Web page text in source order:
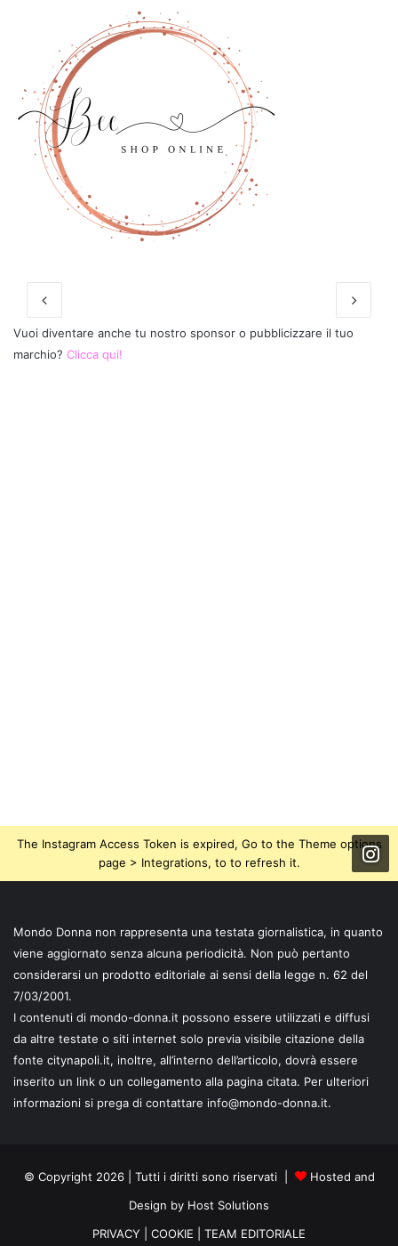
Vuoi diventare anche tu nostro sponsor o pubblicizzare il tuo
marchio? Clicca qui!
The Instagram Access Token is expired, Go to the Theme options
page > Integrations, to to refresh it.
Mondo Donna non rappresenta una testata giornalistica, in quanto
viene aggiornato senza alcuna periodicità. Non può pertanto
considerarsi un prodotto editoriale ai sensi della legge n. 62 del
7/03/2001.
I contenuti di mondo-donna.it possono essere utilizzati e diffusi
da altre testate o siti internet solo previa visibile citazione della
fonte citynapoli.it, inoltre, all’interno dell’articolo, dovrà essere
inserito un link o un collegamento alla pagina citata. Per ulteriori
informazioni si prega di contattare info@mondo-donna.it.
© Copyright 2026 | Tutti i diritti sono riservati |
Hosted and
Design by Host Solutions
PRIVACY
COOKIE TEAM EDITORIALE